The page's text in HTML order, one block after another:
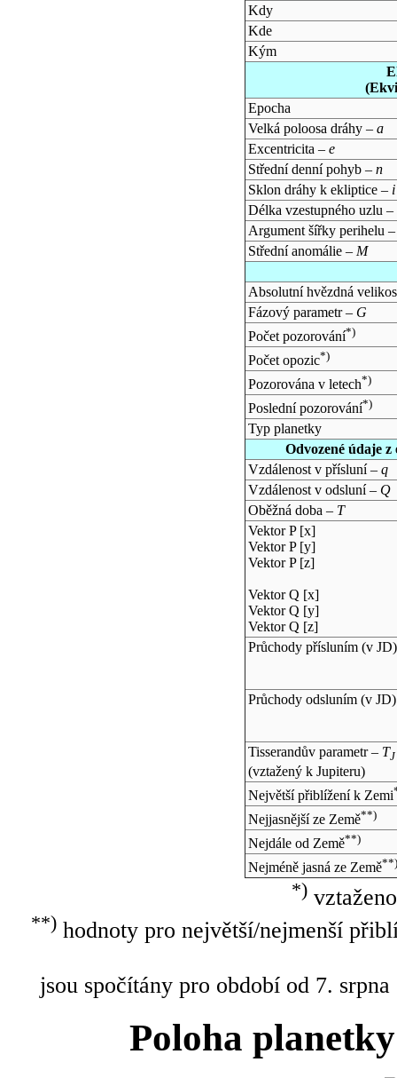
Kdy
Kde
Kým
Epocha
Velká poloosa dráhy – a
Excentricita – e
Střední denní pohyb – n
Sklon dráhy k ekliptice – i
Délka vzestupného uzlu –
Argument šířky perihelu
Střední anomálie – M
Absolutní hvězdná
Fázový parametr – G
Počet pozorování*)
Počet opozic*)
Pozorována v letech*)
Poslední pozorování*)
Typ planetky
Odvozené údaje
Vzdálenost v přísluní – q
Vzdálenost v odsluní – Q
Oběžná doba – T
Vektor P [x]
Vektor P [y]
Vektor P [z]
Vektor Q [x]
Vektor Q [y]
Vektor Q [z]
Průchody přísluním (v JD)
Průchody odsluním (v JD)
Tisserandův parametr – TJ
(vztažený k Jupiteru)
Největší přiblížení k Zemi
Nejjasnější ze Země**)
Nejdále od Země**)
Nejméně jasná ze Země**)
*)
**)hodnoty pro největší/nejmenší
jsou spočítány pro období od 7.
Poloha